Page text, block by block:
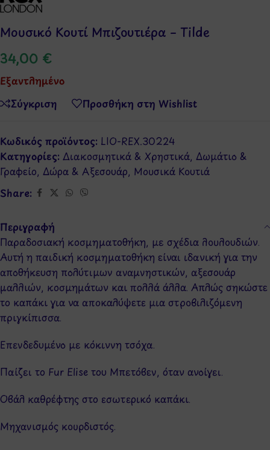
Μουσικό Κουτί Μπιζουτιέρα – Tilde
34,00 €
Εξαντλημένο
Σύγκριση
Προσθήκη στη Wishlist
Κωδικός προϊόντος: LIO-REX.30224
Κατηγορίες: Διακοσμητικά & Χρηστικά, Δωμάτιο &
Γραφείο, Δώρα & Αξεσουάρ, Μουσικά Κουτιά
Share:
Περιγραφή
Παραδοσιακή κοσμηματοθήκη, με σχέδια λουλουδιών.
Αυτή η παιδική κοσμηματοθήκη είναι ιδανική για την
αποθήκευση πολύτιμων αναμνηστικών, αξεσουάρ
μαλλιών, κοσμημάτων και πολλά άλλα. Απλώς σηκώστε
το καπάκι για να αποκαλύψετε μια στροβιλιζόμενη
πριγκίπισσα.
Επενδεδυμένο με κόκιννη τσόχα.
Παίζει το Fur Elise του Μπετόβεν, όταν ανοίγει.
Οβάλ καθρέφτης στο εσωτερικό καπάκι.
Μηχανισμός κουρδιστός.